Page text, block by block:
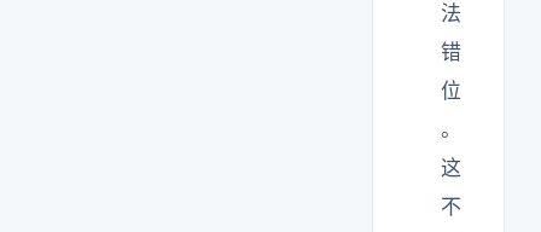
法
错
位
。
这
不